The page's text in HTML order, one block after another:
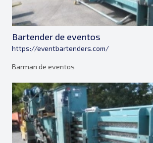
Bartender de eventos
https://eventbartenders.com/
Barman de eventos